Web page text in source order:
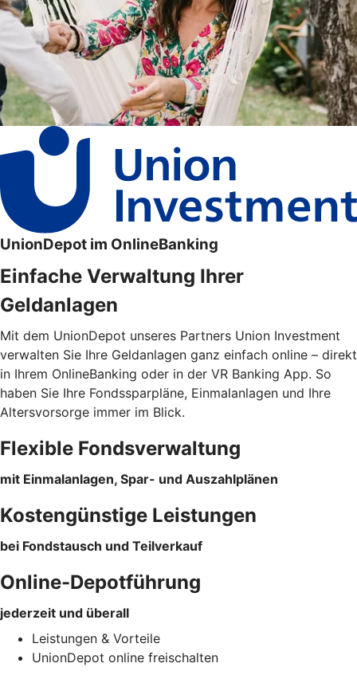
UnionDepot im OnlineBanking
Einfache Verwaltung Ihrer
Geldanlagen
Mit dem UnionDepot unseres Partners Union Investment
verwalten Sie Ihre Geldanlagen ganz einfach online – direkt
in Ihrem OnlineBanking oder in der VR Banking App. So
haben Sie Ihre Fondssparpläne, Einmalanlagen und Ihre
Altersvorsorge immer im Blick.
Flexible Fondsverwaltung
mit Einmalanlagen, Spar- und Auszahlplänen
Kostengünstige Leistungen
bei Fondstausch und Teilverkauf
Online-Depotführung
jederzeit und überall
Leistungen & Vorteile
UnionDepot online freischalten